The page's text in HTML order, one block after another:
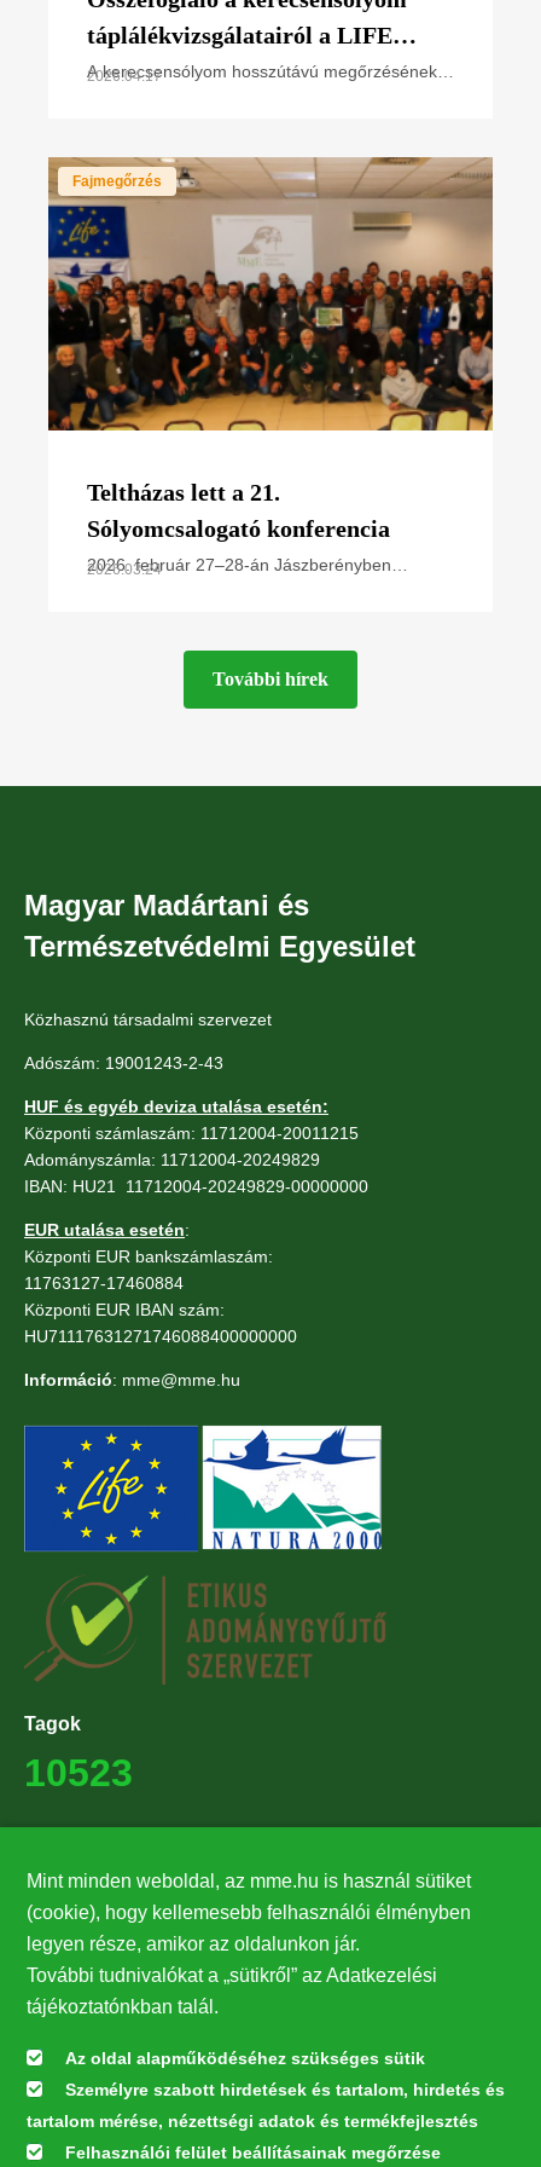
táplálékvizsgálatairól a LIFE
SakerRoads projekt 2025. évi
A kerecsensólyom hosszútávú megőrzésének
2026.04.17
Fajmegőrzés
Teltházas lett a 21.
Sólyomcsalogató konferencia
2026. február 27–28-án Jászberényben
2026.03.24
További hírek
Magyar Madártani és
Természetvédelmi Egyesület
Közhasznú társadalmi szervezet
Adószám: 19001243-2-43
HUF és egyéb deviza utalása esetén:
Központi számlaszám: 11712004-20011215
Adományszámla: 11712004-20249829
IBAN: HU21 11712004-20249829-00000000
EUR utalása esetén:
Központi EUR bankszámlaszám:
11763127-17460884
Központi EUR IBAN szám:
HU71117631271746088400000000
Információ: mme@mme.hu
Tagok
10523
27224
Hírlevél feliratkozás
Értesüljön elsőként legfrissebb híreinkről, eseményeinkről!
Feliratkozás
Mint minden weboldal, az mme.hu is használ sütiket
(cookie), hogy kellemesebb felhasználói élményben
legyen része, amikor az oldalunkon jár.
További tudnivalókat a „sütikről” az Adatkezelési
tájékoztatónkban talál.
Az oldal alapműködéséhez szükséges sütik
Személyre szabott hirdetések és tartalom, hirdetés és
tartalom mérése, nézettségi adatok és termékfejlesztés
Felhasználói felület beállításainak megőrzése